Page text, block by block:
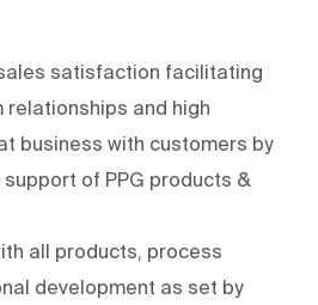
satisfaction facilitating
and high
business with customers by
of PPG products &
all products, process
development as set by